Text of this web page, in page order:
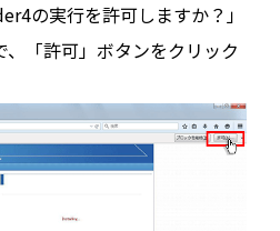
の実行を許可しますか？」
、「許可」ボタンをクリック